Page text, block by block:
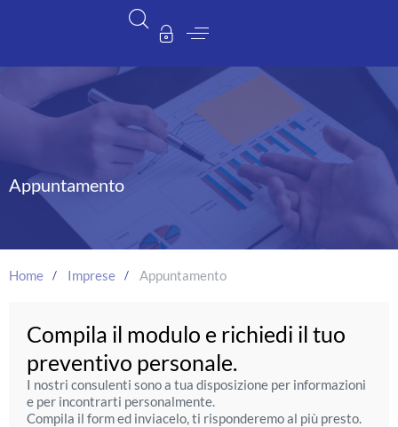
Appuntamento
Home Imprese Appuntamento
Compila il modulo e richiedi il tuo
preventivo personale.
I nostri consulenti sono a tua disposizione per informazioni
e per incontrarti personalmente.
Compila il form ed inviacelo, ti risponderemo al più presto.